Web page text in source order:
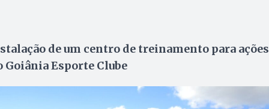
de um centro de treinamento para ações
Goiânia Esporte Clube